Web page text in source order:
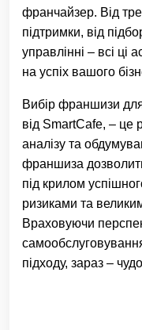
франчайзер. Від
підтримки, від
управлінні – всі ці
на успіх вашого
Вибір франшизи для
від SmartCafe, – це
аналізу та
франшиза
під крилом
ризиками та
Враховуючи
підходу, зараз –